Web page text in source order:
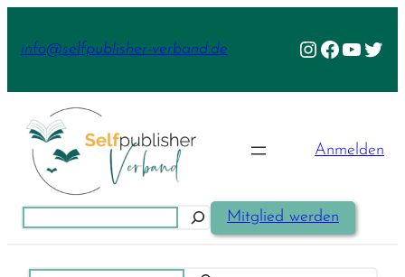
Inhalt
info@selfpublisher-verband.de Instagram
Facebook
Anmelden
Mitglied werden